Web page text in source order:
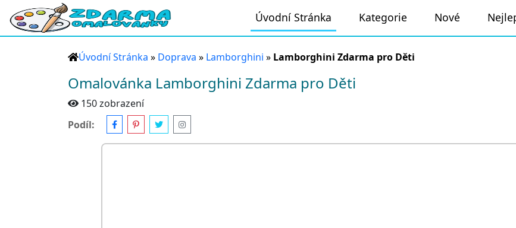
Úvodní Stránka Kategorie Nové
Úvodní Stránka » Doprava » Lamborghini » Lamborghini Zdarma pro Děti
Omalovánka Lamborghini Zdarma pro Děti
150 zobrazení
Podíl: